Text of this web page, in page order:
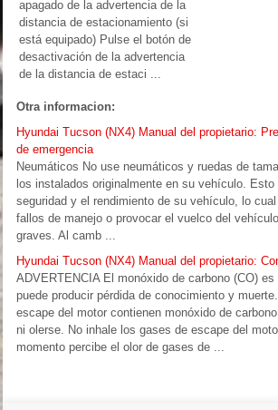
apagado de la advertencia de la
distancia de estacionamiento (si
está equipado) Pulse el botón de
desactivación de la advertencia
de la distancia de estaci ...
Otra informacion:
Hyundai Tucson (NX4) Manual del propietario:
de emergencia
Neumáticos No use neumáticos y ruedas de
los instalados originalmente en su vehículo. Esto
seguridad y el rendimiento de su vehículo, lo
fallos de manejo o provocar el vuelco del
graves. Al camb ...
Hyundai Tucson (NX4) Manual del propietario:
ADVERTENCIA El monóxido de carbono (CO)
puede producir pérdida de conocimiento y
escape del motor contienen monóxido de
ni olerse. No inhale los gases de escape del
momento percibe el olor de gases de ...